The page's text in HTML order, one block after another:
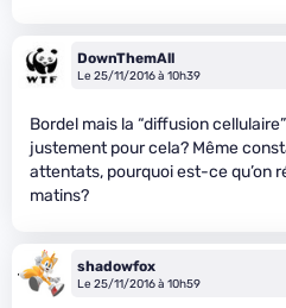
DownThemAll
Le 25/11/2016 à 10h39
Bordel mais la “diffusion
justement pour cela? Même
attentats, pourquoi est-ce qu’on
matins?
shadowfox
Le 25/11/2016 à 10h59